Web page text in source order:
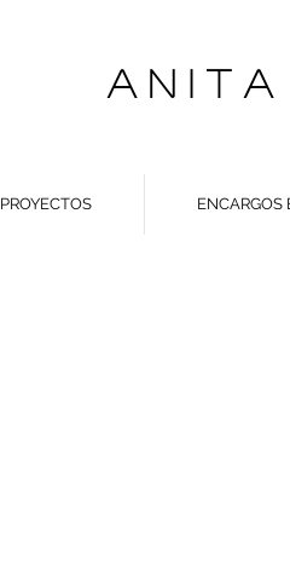
PROYECTOS ENCARGOS
A N I T A